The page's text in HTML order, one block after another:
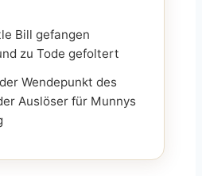
Bill gefangen
zu Tode gefoltert
Wendepunkt des
Auslöser für Munnys